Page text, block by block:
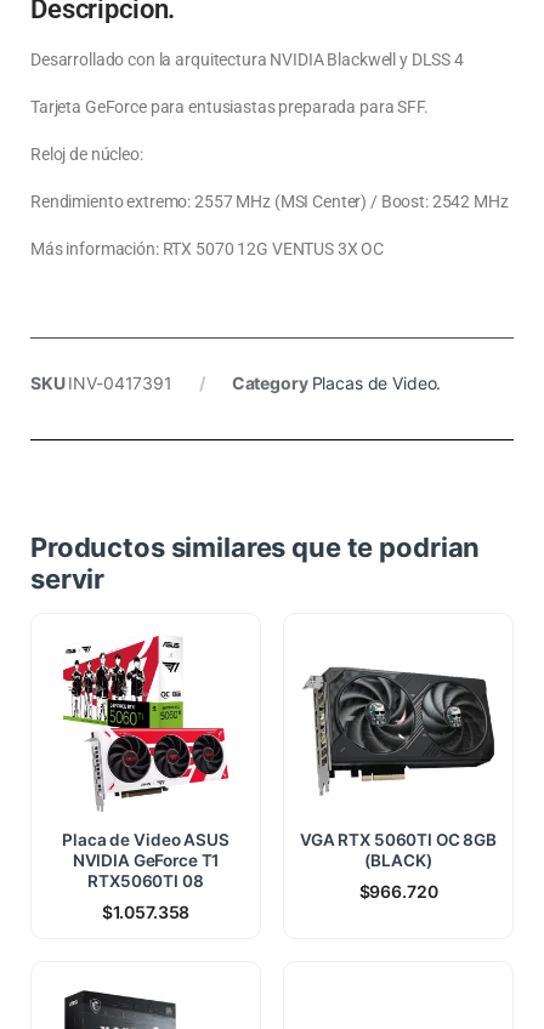
Descripcion.
Desarrollado con la arquitectura NVIDIA Blackwell y DLSS 4
Tarjeta GeForce para entusiastas preparada para SFF.
Reloj de núcleo:
Rendimiento extremo: 2557 MHz (MSI Center) / Boost: 2542 MHz
Más información: RTX 5070 12G VENTUS 3X OC
SKUINV-0417391 Category Placas de Video.
Productos similares que te podrian
servir
Placa de Video ASUS
NVIDIA GeForce T1
RTX5060TI 08
$1.057.358
VGA RTX 5060TI OC 8GB
(BLACK)
$966.720